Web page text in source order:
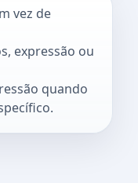
vez de
expressão ou
quando